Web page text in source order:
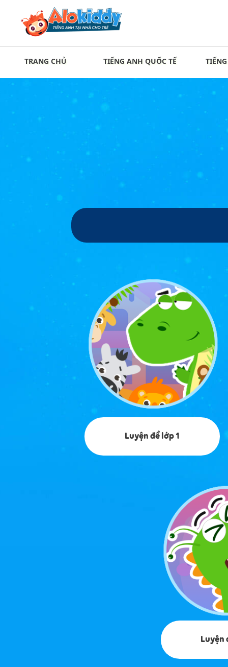
TRANG CHỦ TIẾNG ANH QUỐC TẾ
Luyện đề lớp 1
Luyện